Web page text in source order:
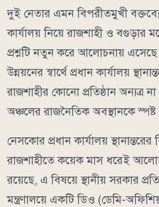
দুই নেতার এমন বিপরীতমুখী
কার্যালয় নিয়ে রাজশাহী ও বগুড়ার
প্রশ্নটি নতুন করে আলোচনায়
উন্নয়নের স্বার্থে প্রধান কার্যালয়
রাজশাহীর কোনো প্রতিষ্ঠান অন্যত্র
অঞ্চলের রাজনৈতিক অবস্থানকে
নেসকোর প্রধান কার্যালয় স্থানান্তরের
রাজশাহীতে কয়েক মাস ধরেই
রয়েছে, এ বিষয়ে স্থানীয় সরকার
মন্ত্রণালয়ে একটি ডিও (ডেমি-